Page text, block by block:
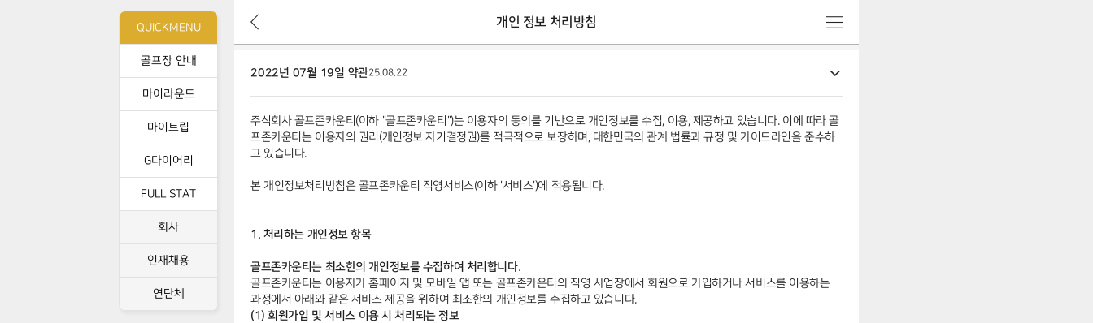
개인 정보 처리방침
뒤
로
가
메
뉴
용
상
세
2022년 07월 19일 약관25.08.22
주식회사 골프존카운티(이하 "골프존카운티")는 이용자의 동의를 기반으로 개인정보를 수집, 이용, 제공하고 있습니다. 이에 따라 골
프존카운티는 이용자의 권리(개인정보 자기결정권)를 적극적으로 보장하며, 대한민국의 관계 법률과 규정 및 가이드라인을 준수하
고 있습니다.
본 개인정보처리방침은 골프존카운티 직영서비스(이하 '서비스')에 적용됩니다.
1. 처리하는 개인정보 항목
골프존카운티는 최소한의 개인정보를 수집하여 처리합니다.
골프존카운티는 이용자가 홈페이지 및 모바일 앱 또는 골프존카운티의 직영 사업장에서 회원으로 가입하거나 서비스를 이용하는
과정에서 아래와 같은 서비스 제공을 위하여 최소한의 개인정보를 수집하고 있습니다.
(1) 회원가입 및 서비스 이용 시 처리되는 정보
QUICKMENU
골프장 안내
마이라운드
마이트립
G다이어리
FULL STAT
회사
인재채용
연단체